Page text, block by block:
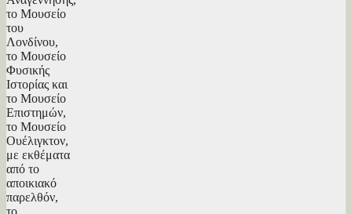
το Μουσείο
του
Λονδίνου,
το Μουσείο
Φυσικής
Ιστορίας και
το Μουσείο
Επιστημών,
το Μουσείο
Ουέλιγκτον,
με εκθέματα
από το
αποικιακό
παρελθόν,
το